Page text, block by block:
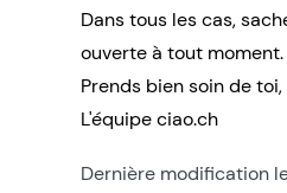
Dans tous les cas,
ouverte à tout moment.
Prends bien soin de toi,
L'équipe ciao.ch
Dernière modification